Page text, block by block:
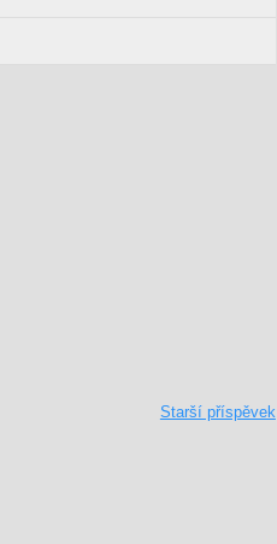
Starší příspěvek